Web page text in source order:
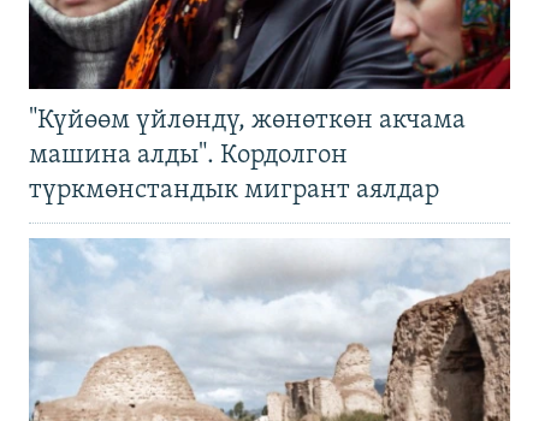
"Күйөөм үйлөндү, жөнөткөн акчама
машина алды". Кордолгон
түркмөнстандык мигрант аялдар